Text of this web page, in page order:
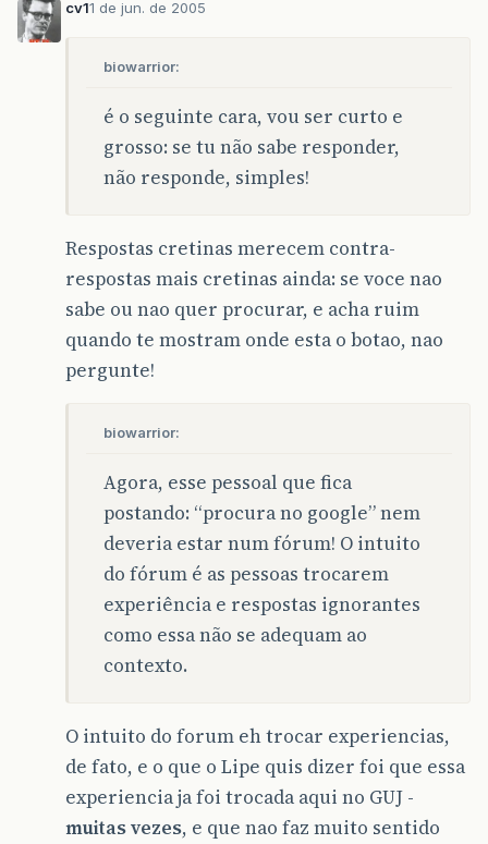
cv11 de jun. de 2005
biowarrior:
é o seguinte cara, vou ser curto e
grosso: se tu não sabe responder,
não responde, simples!
Respostas cretinas merecem contra-
respostas mais cretinas ainda: se voce nao
sabe ou nao quer procurar, e acha ruim
quando te mostram onde esta o botao, nao
pergunte!
biowarrior:
Agora, esse pessoal que fica
postando: “procura no google” nem
deveria estar num fórum! O intuito
do fórum é as pessoas trocarem
experiência e respostas ignorantes
como essa não se adequam ao
contexto.
O intuito do forum eh trocar experiencias,
de fato, e o que o Lipe quis dizer foi que essa
experiencia ja foi trocada aqui no GUJ -
muitas vezes, e que nao faz muito sentido